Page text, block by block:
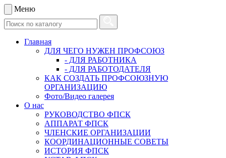
Меню
Главная
ДЛЯ ЧЕГО НУЖЕН ПРОФСОЮЗ
- ДЛЯ РАБОТНИКА
- ДЛЯ РАБОТОДАТЕЛЯ
КАК СОЗДАТЬ ПРОФСОЮЗНУЮ
ОРГАНИЗАЦИЮ
Фото/Видео галерея
О нас
РУКОВОДСТВО ФПСК
АППАРАТ ФПСК
ЧЛЕНСКИЕ ОРГАНИЗАЦИИ
КООРДИНАЦИОННЫЕ СОВЕТЫ
ИСТОРИЯ ФПСК